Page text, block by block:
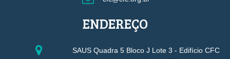
ENDEREÇO
SAUS Quadra 5 Bloco J Lote 3 - Edifício CFC